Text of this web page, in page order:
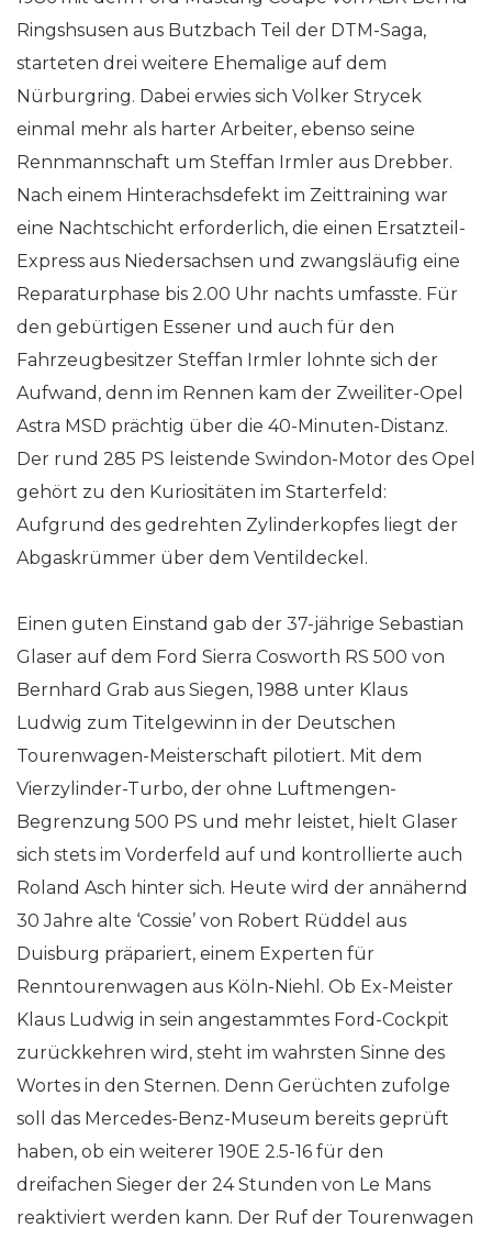
Ringshsusen aus Butzbach Teil der DTM-Saga,
starteten drei weitere Ehemalige auf dem
Nürburgring. Dabei erwies sich Volker Strycek
einmal mehr als harter Arbeiter, ebenso seine
Rennmannschaft um Steffan Irmler aus Drebber.
Nach einem Hinterachsdefekt im Zeittraining war
eine Nachtschicht erforderlich, die einen Ersatzteil-
Express aus Niedersachsen und zwangsläufig eine
Reparaturphase bis 2.00 Uhr nachts umfasste. Für
den gebürtigen Essener und auch für den
Fahrzeugbesitzer Steffan Irmler lohnte sich der
Aufwand, denn im Rennen kam der Zweiliter-Opel
Astra MSD prächtig über die 40-Minuten-Distanz.
Der rund 285 PS leistende Swindon-Motor des Opel
gehört zu den Kuriositäten im Starterfeld:
Aufgrund des gedrehten Zylinderkopfes liegt der
Abgaskrümmer über dem Ventildeckel.
Einen guten Einstand gab der 37-jährige Sebastian
Glaser auf dem Ford Sierra Cosworth RS 500 von
Bernhard Grab aus Siegen, 1988 unter Klaus
Ludwig zum Titelgewinn in der Deutschen
Tourenwagen-Meisterschaft pilotiert. Mit dem
Vierzylinder-Turbo, der ohne Luftmengen-
Begrenzung 500 PS und mehr leistet, hielt Glaser
sich stets im Vorderfeld auf und kontrollierte auch
Roland Asch hinter sich. Heute wird der annähernd
30 Jahre alte ‘Cossie’ von Robert Rüddel aus
Duisburg präpariert, einem Experten für
Renntourenwagen aus Köln-Niehl. Ob Ex-Meister
Klaus Ludwig in sein angestammtes Ford-Cockpit
zurückkehren wird, steht im wahrsten Sinne des
Wortes in den Sternen. Denn Gerüchten zufolge
soll das Mercedes-Benz-Museum bereits geprüft
haben, ob ein weiterer 190E 2.5-16 für den
dreifachen Sieger der 24 Stunden von Le Mans
reaktiviert werden kann. Der Ruf der Tourenwagen